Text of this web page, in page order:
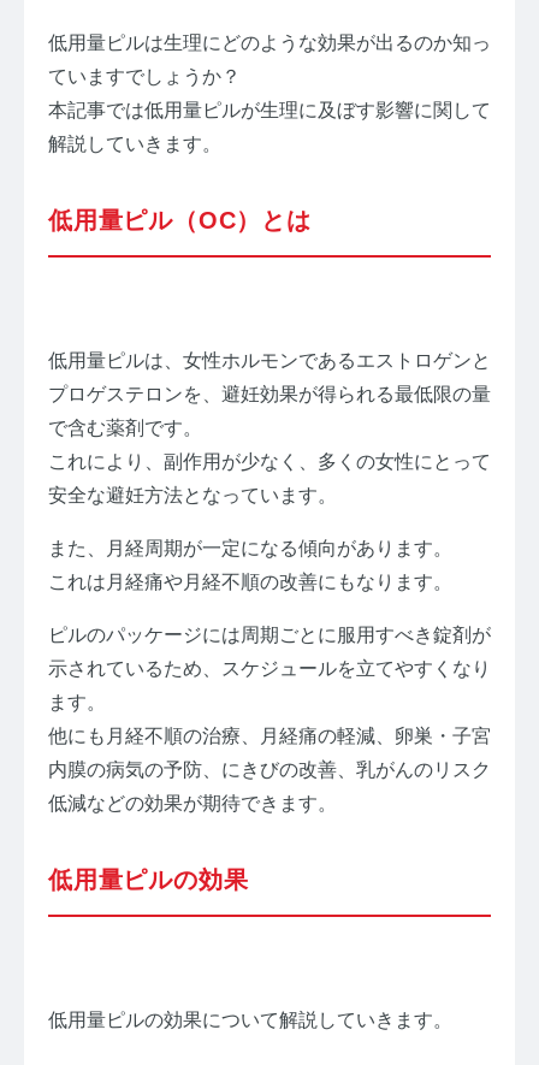
【一般・報道関係者向け】毛髪検査技術の資料ダウン
ロード
ホルモン測定技術のご活用についてご案内
運営者情報
低用量ピルは生理にどのような効果が出るのか知っ
ていますでしょうか？
本記事では低用量ピルが生理に及ぼす影響に関して
解説していきます。
低用量ピル（OC）とは
低用量ピルは、女性ホルモンであるエストロゲンと
プロゲステロンを、避妊効果が得られる最低限の量
で含む薬剤です。
これにより、副作用が少なく、多くの女性にとって
安全な避妊方法となっています。
また、月経周期が一定になる傾向があります。
これは月経痛や月経不順の改善にもなります。
ピルのパッケージには周期ごとに服用すべき錠剤が
示されているため、スケジュールを立てやすくなり
ます。
他にも月経不順の治療、月経痛の軽減、卵巣・子宮
内膜の病気の予防、にきびの改善、乳がんのリスク
低減などの効果が期待できます。
低用量ピルの効果
低用量ピルの効果について解説していきます。